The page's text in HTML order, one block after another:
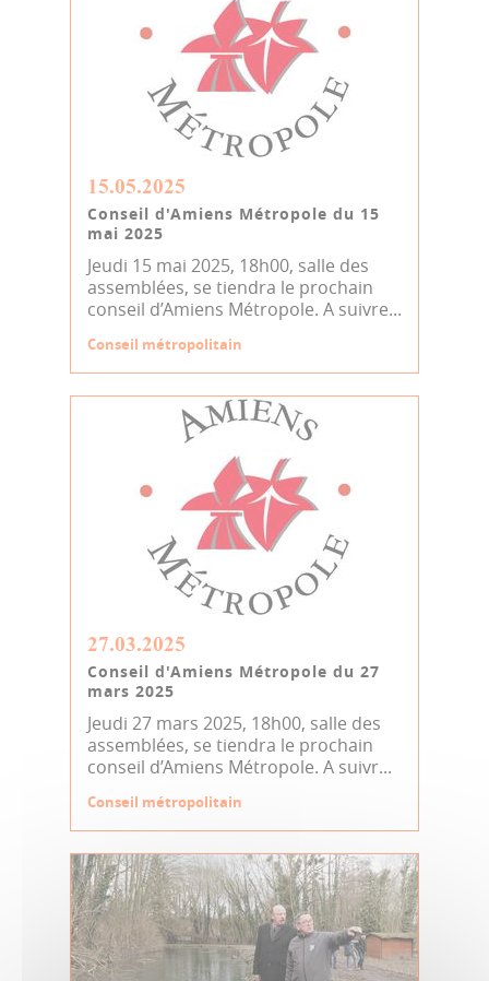
15.05.2025
Conseil d'Amiens Métropole du 15
mai 2025
Jeudi 15 mai 2025, 18h00, salle des
assemblées, se tiendra le prochain
conseil d’Amiens Métropole. A suivre...
Conseil métropolitain
27.03.2025
Conseil d'Amiens Métropole du 27
mars 2025
Jeudi 27 mars 2025, 18h00, salle des
assemblées, se tiendra le prochain
conseil d’Amiens Métropole. A suivr...
Conseil métropolitain